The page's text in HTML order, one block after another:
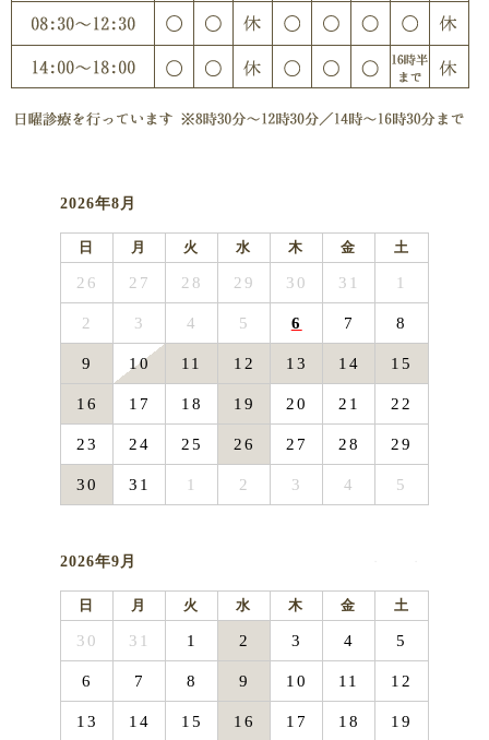
2026年8月
日 月 火 水 木 金 土
26 27 28 29 30 31 1
2 3 4 5 6 7 8
9 10 11 12 13 14 15
16 17 18 19 20 21 22
23 24 25 26 27 28 29
30 31 1 2 3 4 5
2026年9月
日 月 火 水 木 金 土
30 31 1 2 3 4 5
6 7 8 9 10 11 12
13 14 15 16 17 18 19